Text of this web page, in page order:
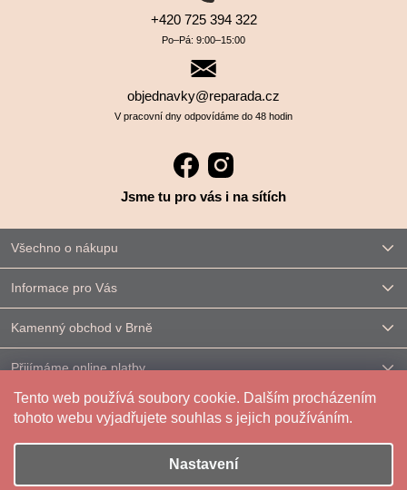
Tento web používá soubory cookie. Dalším procházením
tohoto webu vyjadřujete souhlas s jejich používáním.
Nastavení
+420 725 394 322
Po–⁠⁠⁠⁠⁠⁠Pá: 9:00–⁠⁠⁠⁠⁠⁠15:00
objednavky@reparada.cz
V pracovní dny odpovídáme do 48 hodin
Jsme tu pro vás i na sítích
Všechno o nákupu
Informace pro Vás
Kamenný obchod v Brně
Přijímáme online platby
Kontakt
Vytvořil Shoptet|Upravilo